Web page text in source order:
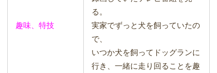
趣味、特技
る。
実家でずっと犬を飼っていたの
で、
いつか犬を飼ってドッグランに
行き、一緒に走り回ることを趣